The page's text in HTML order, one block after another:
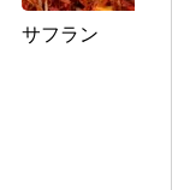
サフラン